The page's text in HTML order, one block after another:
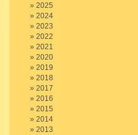
2025
2024
2023
2022
2021
2020
2019
2018
2017
2016
2015
2014
2013